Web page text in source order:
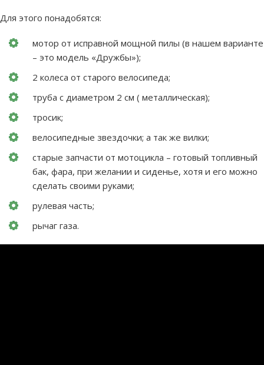
Для этого понадобятся:
мотор от исправной мощной пилы (в нашем варианте
– это модель «Дружбы»);
2 колеса от старого велосипеда;
труба с диаметром 2 см ( металлическая);
тросик;
велосипедные звездочки; а так же вилки;
старые запчасти от мотоцикла – готовый топливный
бак, фара, при желании и сиденье, хотя и его можно
сделать своими руками;
рулевая часть;
рычаг газа.